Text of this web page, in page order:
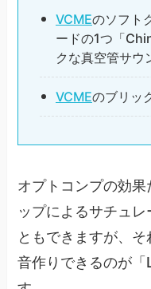
VCMEのソフト
ードの1つ「
クな真空管サウ
VCMEのブリッ
オプトコンプの効
ップによるサチュ
ともできますが、
音作りできるのが